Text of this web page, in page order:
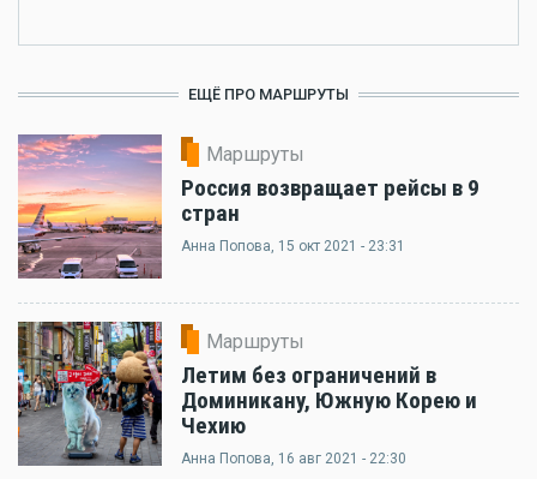
ЕЩЁ ПРО МАРШРУТЫ
Маршруты
Россия возвращает рейсы в 9
стран
Анна Попова, 15 окт 2021 - 23:31
Маршруты
Летим без ограничений в
Доминикану, Южную Корею и
Чехию
Анна Попова, 16 авг 2021 - 22:30